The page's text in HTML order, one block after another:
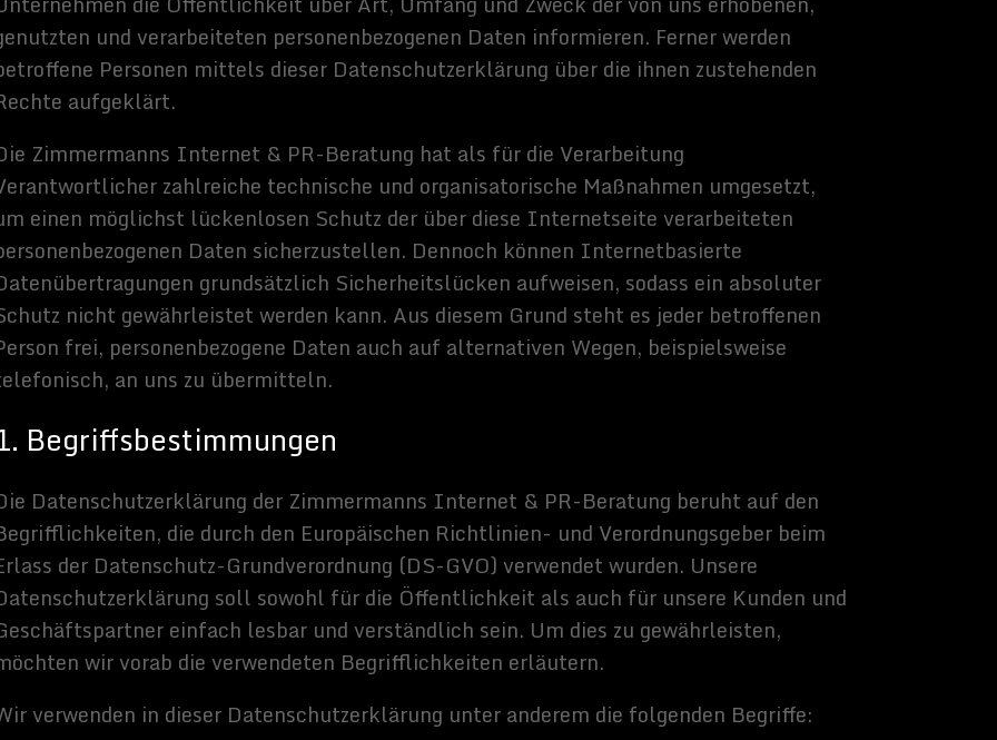
der Zimmermanns Internet & PR-Beratung beruht auf den
den Europäischen Richtlinien- und Verordnungsgeber beim
soll sowohl für die Öffentlichkeit als auch für unsere Kunden und
lesbar und verständlich sein. Um dies zu gewährleisten,
verwendeten Begrifflichkeiten erläutern.
Datenschutzerklärung unter anderem die folgenden Begriffe:
Daten
Daten sind alle Informationen, die sich auf eine identifizierte oder
Person (im Folgenden „betroffene Person“) beziehen. Als
eine natürliche Person angesehen, die direkt oder indirekt,
Zuordnung zu einer Kennung wie einem Namen, zu einer
Merkmalen, die Ausdruck der physischen, physiologischen,
wirtschaftlichen, kulturellen oder sozialen Identität
Person
ist jede identifizierte oder identifizierbare natürliche Person, deren
Daten von dem für die Verarbeitung Verantwortlichen verarbeitet
solche Vorgangsreihe im Zusammenhang mit personenbezogenen